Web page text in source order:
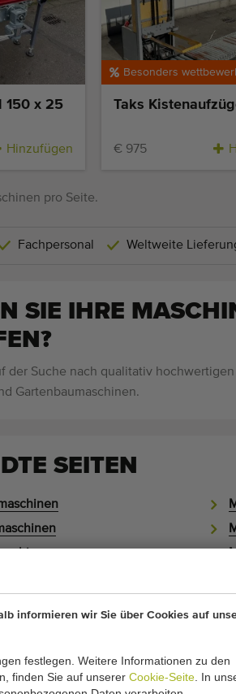
informieren wir Sie über Cookies auf
festlegen. Weitere Informationen zu den
finden Sie auf unserer Cookie-Seite . In
150 x 25
Hinzufügen
Taks
€ 975
pro Seite.
Fachpersonal Weltweite
SIE IHRE
der Suche nach qualitativ hochwertigen
Gartenbaumaschinen.
SEITEN